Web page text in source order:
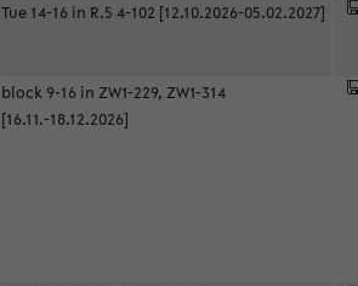
Tue 14-16 in R.5 4-102 [12.10.2026-05.02.2027]
block 9-16 in ZW1-229, ZW1-314
[16.11.-18.12.2026]